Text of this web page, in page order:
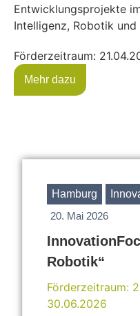
Entwicklungsprojekte
Intelligenz, Robotik und
Förderzeitraum:
Mehr dazu
Hamburg
20. Mai 2026
Robotik“
Förderzeitraum:
30.06.2026